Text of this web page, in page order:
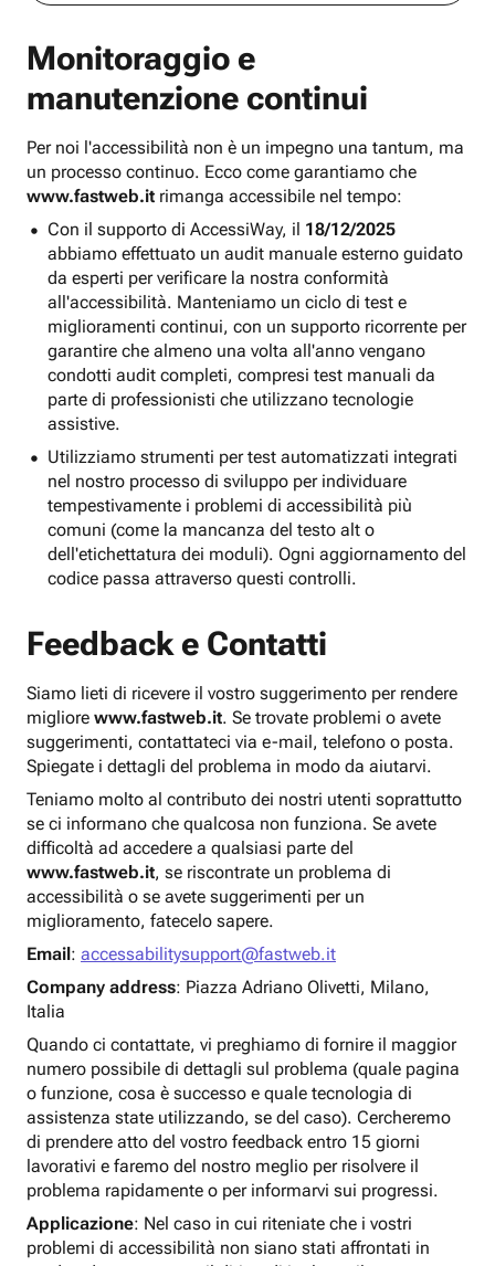
Monitoraggio e
manutenzione continui
Per noi l'accessibilità non è un impegno una tantum, ma
un processo continuo. Ecco come garantiamo che
www.fastweb.it rimanga accessibile nel tempo:
Con il supporto di AccessiWay, il 18/12/2025
abbiamo effettuato un audit manuale esterno guidato
da esperti per verificare la nostra conformità
all'accessibilità. Manteniamo un ciclo di test e
miglioramenti continui, con un supporto ricorrente per
garantire che almeno una volta all'anno vengano
condotti audit completi, compresi test manuali da
parte di professionisti che utilizzano tecnologie
assistive.
Utilizziamo strumenti per test automatizzati integrati
nel nostro processo di sviluppo per individuare
tempestivamente i problemi di accessibilità più
comuni (come la mancanza del testo alt o
dell'etichettatura dei moduli). Ogni aggiornamento del
codice passa attraverso questi controlli.
Feedback e Contatti
Siamo lieti di ricevere il vostro suggerimento per rendere
migliore www.fastweb.it. Se trovate problemi o avete
suggerimenti, contattateci via e-mail, telefono o posta.
Spiegate i dettagli del problema in modo da aiutarvi.
Teniamo molto al contributo dei nostri utenti soprattutto
se ci informano che qualcosa non funziona. Se avete
difficoltà ad accedere a qualsiasi parte del
www.fastweb.it, se riscontrate un problema di
accessibilità o se avete suggerimenti per un
miglioramento, fatecelo sapere.
Email: accessabilitysupport@fastweb.it
Company address: Piazza Adriano Olivetti, Milano,
Italia
Quando ci contattate, vi preghiamo di fornire il maggior
numero possibile di dettagli sul problema (quale pagina
o funzione, cosa è successo e quale tecnologia di
assistenza state utilizzando, se del caso). Cercheremo
di prendere atto del vostro feedback entro 15 giorni
lavorativi e faremo del nostro meglio per risolvere il
problema rapidamente o per informarvi sui progressi.
Applicazione: Nel caso in cui riteniate che i vostri
problemi di accessibilità non siano stati affrontati in